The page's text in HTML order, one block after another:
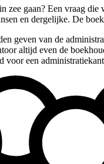
zee gaan? Een vraag
en dergelijke. De
geven van de
altijd even de
voor een